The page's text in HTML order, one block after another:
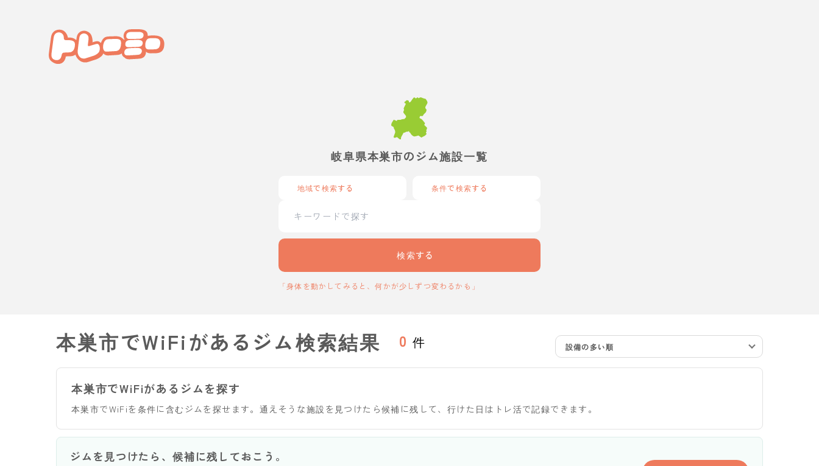
岐阜県本巣市のジム施設一覧
地域で検索する 条件で検索する
検索する
「身体を動かしてみると、何かが少しずつ変わるかも」
本巣市でWiFiがあるジム検索結果 0 件 設備の多い順
本巣市でWiFiがあるジムを探す
本巣市でWiFiを条件に含むジムを探せます。通えそうな施設を見つけたら候補に残して、行けた日はトレ活で記録できます。
ジムを見つけたら、候補に残しておこう。